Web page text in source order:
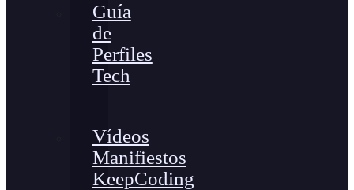
Guía
de
Perfiles
Tech
Vídeos
Manifiestos
KeepCoding